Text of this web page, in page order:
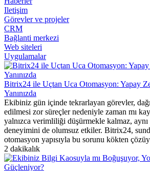
Iletişim
Görevler ve projeler
CRM
Bağlanti merkezi
Web siteleri
Uygulamalar
Bitrix24 ile Uçtan Uca Otomasyon: Yapay
Yanınızda
Ekibiniz gün içinde tekrarlayan görevler,
edilmesi zor süreçler nedeniyle zaman mı
yalnızca verimliliği düşürmekle kalmaz, aynı
deneyimini de olumsuz etkiler. Bitrix24,
otomasyon yapısıyla bu sorunu kökten
2 dakikalık